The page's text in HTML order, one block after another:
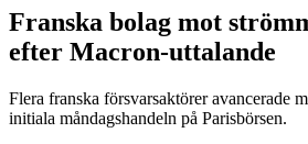
Franska bolag mot
efter Macron-uttalande
Flera franska försvarsaktörer avancerade
initiala måndagshandeln på Parisbörsen.